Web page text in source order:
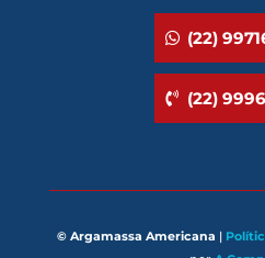
(22)
(22)
© Argamassa Americana |